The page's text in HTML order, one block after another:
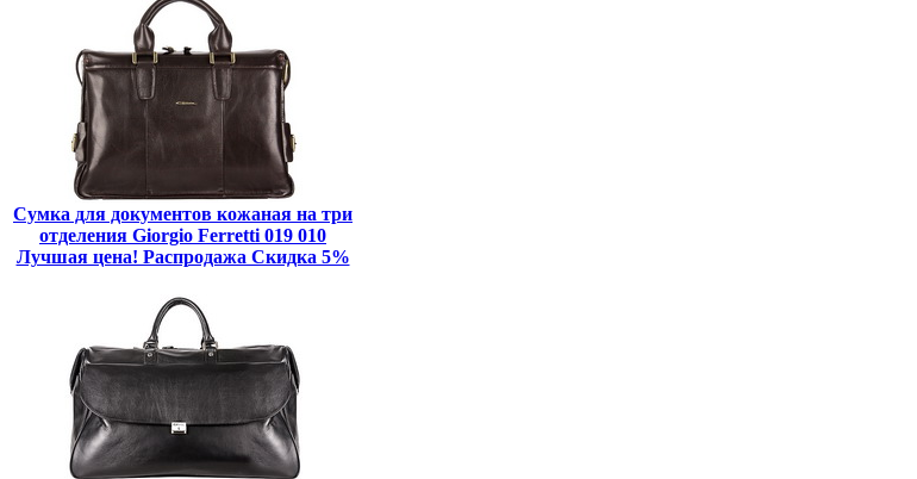
Сумка для документов кожаная на три
отделения Giorgio Ferretti 019 010
Лучшая цена! Распродажа Скидка 5%